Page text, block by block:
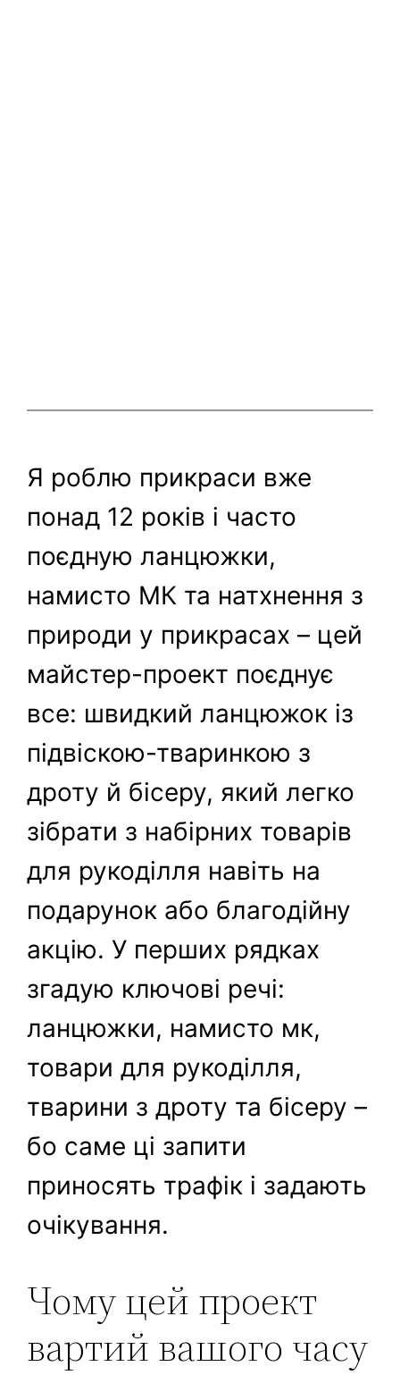
Я роблю прикраси вже
понад 12 років і часто
поєдную ланцюжки,
намисто МК та натхнення з
природи у прикрасах – цей
майстер-проект поєднує
все: швидкий ланцюжок із
підвіскою-тваринкою з
дроту й бісеру, який легко
зібрати з набірних товарів
для рукоділля навіть на
подарунок або благодійну
акцію. У перших рядках
згадую ключові речі:
ланцюжки, намисто мк,
товари для рукоділля,
тварини з дроту та бісеру –
бо саме ці запити
приносять трафік і задають
очікування.
Чому цей проект
вартий вашого часу